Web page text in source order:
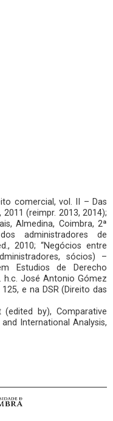
comercial, vol. II – Das
(reimpr. 2013, 2014);
Almedina, Coimbra, 2ª
administradores de
2010; “Negócios entre
sócios) –
Estudios de Derecho
h.c. José Antonio Gómez
e na DSR (Direito das
by), Comparative
International Analysis,